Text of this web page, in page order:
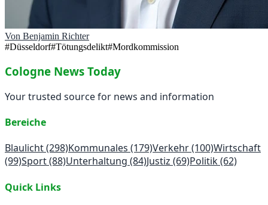
Von Benjamin Richter
#Düsseldorf#Tötungsdelikt#Mordkommission
Cologne News Today
Your trusted source for news and information
Bereiche
Blaulicht(298)Kommunales (179)Verkehr(100)Wirtschaft
(99)Sport(88)Unterhaltung (84)Justiz (69)Politik(62)
Quick Links